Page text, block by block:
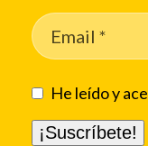
He leído y